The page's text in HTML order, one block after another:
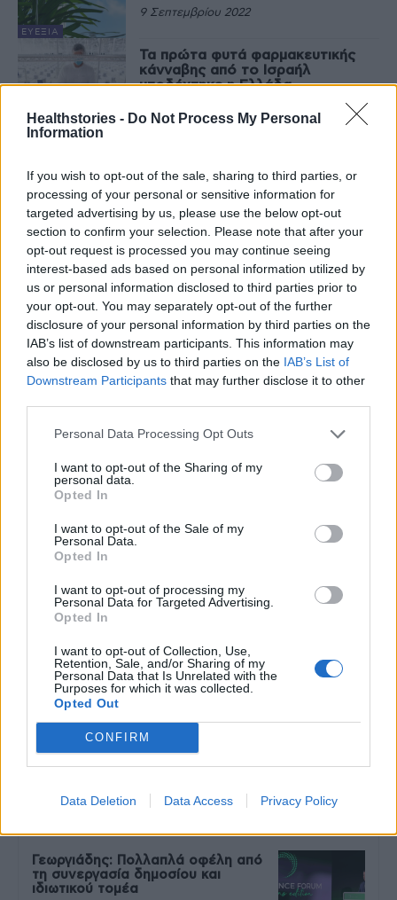
Healthstories - Do Not Process My Personal
Information
If you wish to opt-out of the sale, sharing to third parties, or
processing of your personal or sensitive information for
targeted advertising by us, please use the below opt-out
section to confirm your selection. Please note that after your
opt-out request is processed you may continue seeing
interest-based ads based on personal information utilized by
us or personal information disclosed to third parties prior to
your opt-out. You may separately opt-out of the further
disclosure of your personal information by third parties on the
IAB’s list of downstream participants. This information may
also be disclosed by us to third parties on the IAB’s List of
Downstream Participants that may further disclose it to other
Personal Data Processing Opt Outs
I want to opt-out of the Sharing of my
personal data.
Opted In
I want to opt-out of the Sale of my
Personal Data.
Opted In
I want to opt-out of processing my
Personal Data for Targeted Advertising.
Opted In
I want to opt-out of Collection, Use,
Retention, Sale, and/or Sharing of my
Personal Data that Is Unrelated with the
Purposes for which it was collected.
Opted Out
CONFIRM
Data Deletion Data Access Privacy Policy
ΕΥΕΞΊΑ
9 Σεπτεμβρίου 2022
ΕΙΔΉΣΕΙΣ
Τα πρώτα φυτά φαρμακευτικής
κάνναβης από το Ισραήλ
υποδέχτηκε η Ελλάδα
ΕΥΕΞΊΑ
και ζωύφια
12 Μαΐου 2022
1 2
Τελευταία Νέα
9 πράγματα που δεν πρέπει να
27 Φεβρουαρίου 2026
γεννηθεί μέσω εξωσωματικής, με
την υποστήριξη της Be-Live
που θέλεις να καταβροχθίσεις τα
πάντα μετά την άσκηση
27 Φεβρουαρίου 2026
27 Φεβρουαρίου 2026
Γεωργιάδης: Πολλαπλά οφέλη από
τη συνεργασία δημοσίου και
ιδιωτικού τομέα